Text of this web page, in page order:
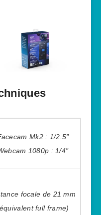
Mk2 : 1/2.5″
1080p : 1/4″
focale de 21 mm
full frame)